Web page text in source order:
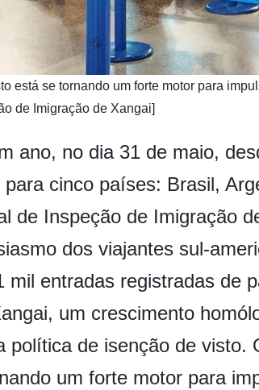
está se tornando um forte motor para
de Imigração de Xangai]
ano, no dia 31 de maio,
cinco países: Brasil,
de Inspeção de Imigração
dos viajantes sul-
mil entradas registradas de
um crescimento
política de isenção de
um forte motor para